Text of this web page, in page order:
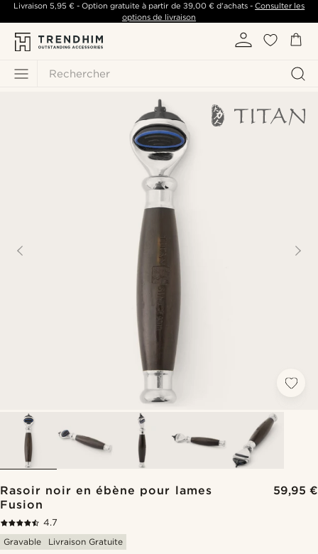
Rechercher
Livraison 5,95 €- Option gratuite à partir de 39,00 €d'achats -Consulter les
options de livraison
Rasoir noir en ébène pour lames
Fusion
59,95 €
4.7
Gravable
Livraison Gratuite